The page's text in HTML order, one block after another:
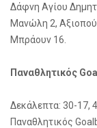
Δάφνη Αγίου
Μανώλη 2,
Μπράουν 16.
Παναθλητικός
Δεκάλεπτα: 30-17,
Παναθλητικός